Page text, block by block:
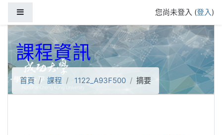
您尚未登入 (登入)
課程資訊
首頁 課程 1122_A93F500 摘要